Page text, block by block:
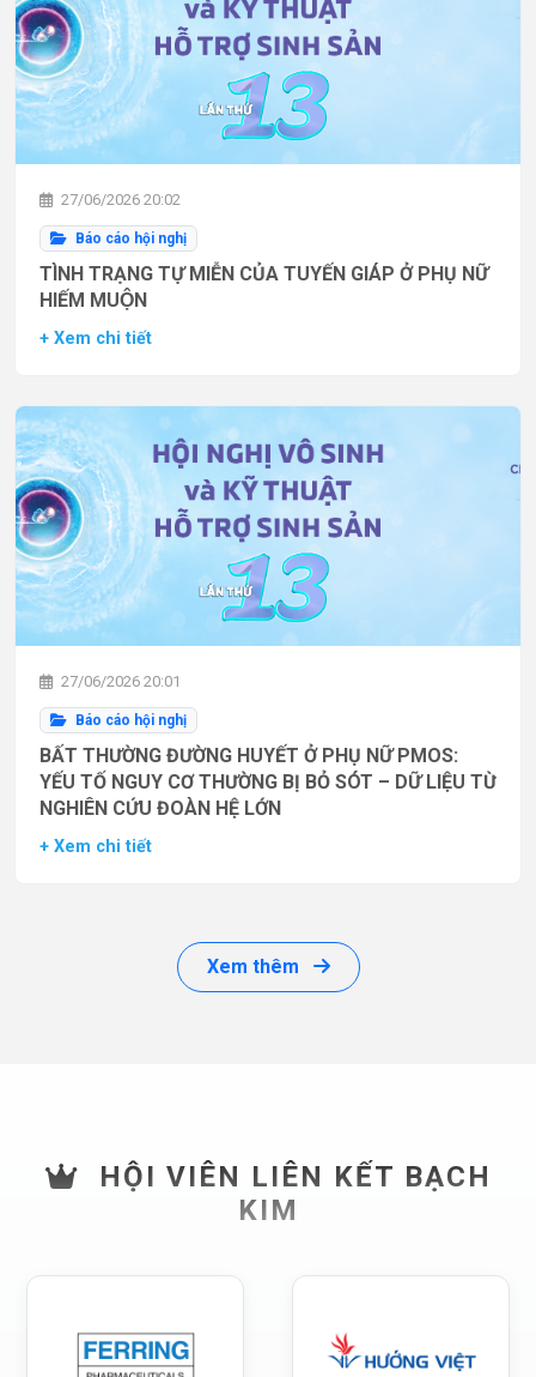
27/06/2026 20:02
Báo cáo hội nghị
TÌNH TRẠNG TỰ MIỄN CỦA TUYẾN GIÁP Ở PHỤ NỮ
HIẾM MUỘN
+ Xem chi tiết
27/06/2026 20:01
Báo cáo hội nghị
BẤT THƯỜNG ĐƯỜNG HUYẾT Ở PHỤ NỮ PMOS:
YẾU TỐ NGUY CƠ THƯỜNG BỊ BỎ SÓT – DỮ LIỆU TỪ
NGHIÊN CỨU ĐOÀN HỆ LỚN
+ Xem chi tiết
Xem thêm
HỘI VIÊN LIÊN KẾT BẠCH
KIM